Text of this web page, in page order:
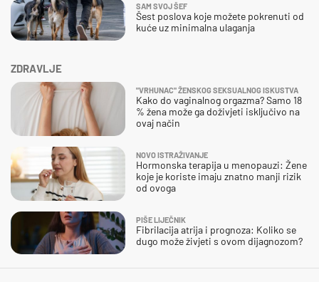
ZDRAVLJE
"VRHUNAC" ŽENSKOG SEKSUALNOG ISKUSTVA
Kako do vaginalnog orgazma? Samo 18
% žena može ga doživjeti isključivo na
ovaj način
NOVO ISTRAŽIVANJE
Hormonska terapija u menopauzi: Žene
koje je koriste imaju znatno manji rizik
od ovoga
PIŠE LIJEČNIK
Fibrilacija atrija i prognoza: Koliko se
dugo može živjeti s ovom dijagnozom?
SAM SVOJ ŠEF
Šest poslova koje možete pokrenuti od
kuće uz minimalna ulaganja